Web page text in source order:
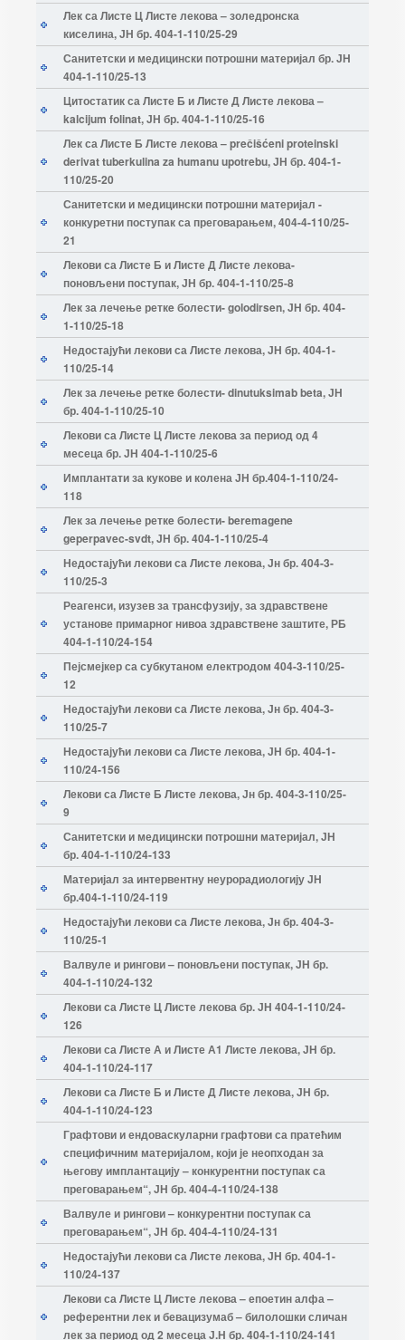
Лек са Листе Ц Листе лекова – золедронска
киселина, ЈН бр. 404-1-110/25-29
Санитетски и медицински потрошни материјал бр. ЈН
404-1-110/25-13
Цитостатик са Листе Б и Листе Д Листе лекова –
kalcijum folinat, ЈН бр. 404-1-110/25-16
Лек са Листе Б Листе лекова – prečišćeni proteinski
derivat tuberkulina za humanu upotrebu, ЈН бр. 404-1-
110/25-20
Санитетски и медицински потрошни материјал -
конкуретни поступак са преговарањем, 404-4-110/25-
21
Лекови са Листе Б и Листе Д Листе лекова-
поновљени поступак, ЈН бр. 404-1-110/25-8
Лек за лечење реткe болести- golodirsen, ЈН бр. 404-
1-110/25-18
Недостајући лекови са Листе лекова, ЈН бр. 404-1-
110/25-14
Лек за лечење реткe болести- dinutuksimab beta, ЈН
бр. 404-1-110/25-10
Лекови са Листе Ц Листе лекова за период од 4
месеца бр. ЈН 404-1-110/25-6
Имплантати за кукове и колена ЈН бр.404-1-110/24-
118
Лек за лечење реткe болести- beremagene
geperpavec-svdt, ЈН бр. 404-1-110/25-4
Недостајући лекови са Листе лекова, Јн бр. 404-3-
110/25-3
Реагенси, изузев за трансфузију, за здравствене
установе примарног нивоа здравствене заштите, РБ
404-1-110/24-154
Пејсмејкер са субкутаном електродом 404-3-110/25-
12
Недостајући лекови са Листе лекова, Јн бр. 404-3-
110/25-7
Недостајући лекови са Листе лекова, ЈН бр. 404-1-
110/24-156
Лекови са Листе Б Листе лекова, Јн бр. 404-3-110/25-
9
Санитетски и медицински потрошни материјал, ЈН
бр. 404-1-110/24-133
Материјал за интервентну неурорадиологију ЈН
бр.404-1-110/24-119
Недостајући лекови са Листе лекова, Јн бр. 404-3-
110/25-1
Валвуле и рингови – поновљени поступак, ЈН бр.
404-1-110/24-132
Лекови са Листе Ц Листе лекова бр. ЈН 404-1-110/24-
126
Лекови са Листе А и Листе А1 Листе лекова, ЈН бр.
404-1-110/24-117
Лекови са Листе Б и Листе Д Листе лекова, ЈН бр.
404-1-110/24-123
Графтови и ендоваскуларни графтови са пратећим
специфичним материјалом, који је неопходан за
његову имплантацију – конкурентни поступак са
преговарањем“, ЈН бр. 404-4-110/24-138
Валвуле и рингови – конкурентни поступак са
преговарањем“, ЈН бр. 404-4-110/24-131
Недостајући лекови са Листе лекова, ЈН бр. 404-1-
110/24-137
Лекови са Листе Ц Листе лекова – епоетин алфа –
референтни лек и бевацизумаб – билолошки сличан
лек за период од 2 месеца Ј.Н бр. 404-1-110/24-141